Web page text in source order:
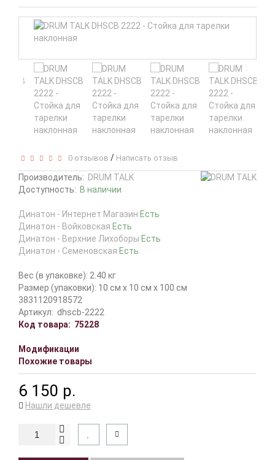
0 отзывов / Написать отзыв
Производитель: DRUM TALK
Доступность: В наличии
Динатон - Интернет Магазин Есть
Динатон - Войковская Есть
Динатон - Верхние Лихоборы Есть
Динатон - Семеновская Есть
Вес (в упаковке): 2.40 кг
Размер (упаковки): 10 см x 10 см x 100 см
3831120918572
Артикул: dhscb-2222
Код товара: 75228
Модификации
Похожие товары
6 150 р.
Нашли дешевле